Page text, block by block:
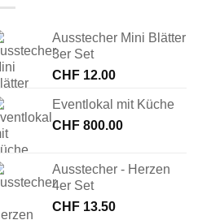
Ausstecher Mini Blätter
3er Set
CHF 12.00
Eventlokal mit Küche
CHF 800.00
Ausstecher - Herzen
4er Set
CHF 13.50